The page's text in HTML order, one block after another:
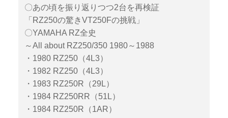
〇あの頃を振り返りつつ2台を再検証
「RZ250の驚きVT250Fの挑戦」
〇YAMAHA RZ全史
～All about RZ250/350 1980～1988
・1980 RZ250（4L3）
・1982 RZ250（4L3）
・1983 RZ250R（29L）
・1984 RZ250RR（51L）
・1984 RZ250R（1AR）